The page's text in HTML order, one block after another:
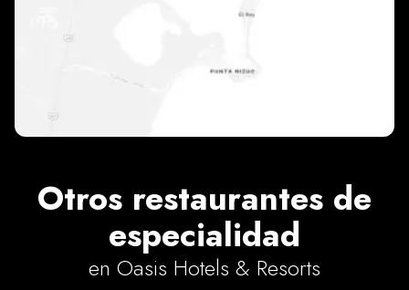
Otros restaurantes de
especialidad
en Oasis Hotels & Resorts